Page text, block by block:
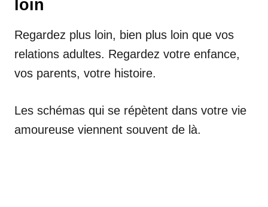
loin
Regardez plus loin, bien plus loin que vos
relations adultes. Regardez votre enfance,
vos parents, votre histoire.
Les schémas qui se répètent dans votre vie
amoureuse viennent souvent de là.